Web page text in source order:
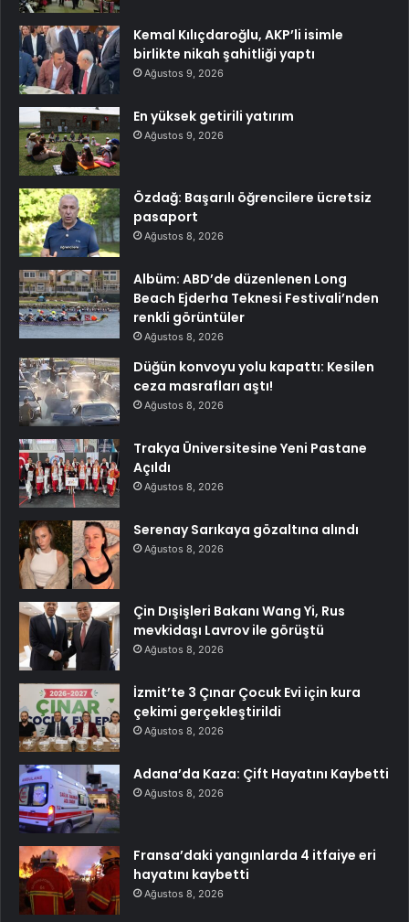
Kemal Kılıçdaroğlu, AKP’li isimle
birlikte nikah şahitliği yaptı
Ağustos 9, 2026
En yüksek getirili yatırım
Ağustos 9, 2026
Özdağ: Başarılı öğrencilere ücretsiz
pasaport
Ağustos 8, 2026
Albüm: ABD’de düzenlenen Long
Beach Ejderha Teknesi Festivali’nden
renkli görüntüler
Ağustos 8, 2026
Düğün konvoyu yolu kapattı: Kesilen
ceza masrafları aştı!
Ağustos 8, 2026
Trakya Üniversitesine Yeni Pastane
Açıldı
Ağustos 8, 2026
Serenay Sarıkaya gözaltına alındı
Ağustos 8, 2026
Çin Dışişleri Bakanı Wang Yi, Rus
mevkidaşı Lavrov ile görüştü
Ağustos 8, 2026
İzmit’te 3 Çınar Çocuk Evi için kura
çekimi gerçekleştirildi
Ağustos 8, 2026
Adana’da Kaza: Çift Hayatını Kaybetti
Ağustos 8, 2026
Fransa’daki yangınlarda 4 itfaiye eri
hayatını kaybetti
Ağustos 8, 2026